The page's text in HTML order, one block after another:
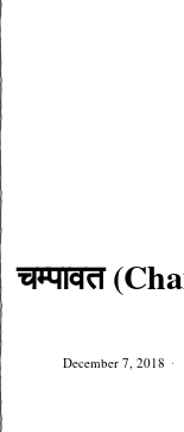
चम्पावत
December 7, 2018